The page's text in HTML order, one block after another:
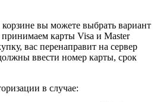
вы можете выбрать вариант
карты Visa и Master
вас перенаправит на сервер
ввести номер карты, срок
в случае: